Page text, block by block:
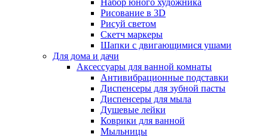
Набор юного художника
Рисование в 3D
Рисуй светом
Скетч маркеры
Шапки с двигающимися ушами
Для дома и дачи
Аксессуары для ванной комнаты
Антивибрационные подставки
Диспенсеры для зубной пасты
Диспенсеры для мыла
Душевые лейки
Коврики для ванной
Мыльницы